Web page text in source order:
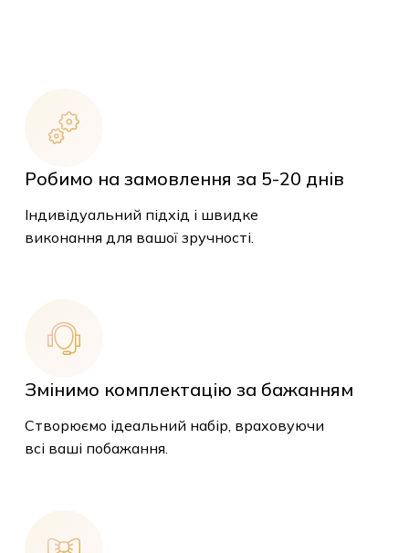
Робимо на замовлення за 5-20 днів
Індивідуальний підхід і швидке
виконання для вашої зручності.
Змінимо комплектацію за бажанням
Створюємо ідеальний набір, враховуючи
всі ваші побажання.